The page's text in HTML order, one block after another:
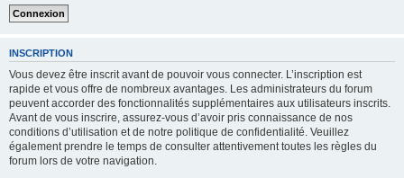
INSCRIPTION
Vous devez être inscrit avant de pouvoir vous connecter. L’inscription est
rapide et vous offre de nombreux avantages. Les administrateurs du forum
peuvent accorder des fonctionnalités supplémentaires aux utilisateurs inscrits.
Avant de vous inscrire, assurez-vous d’avoir pris connaissance de nos
conditions d’utilisation et de notre politique de confidentialité. Veuillez
également prendre le temps de consulter attentivement toutes les règles du
forum lors de votre navigation.